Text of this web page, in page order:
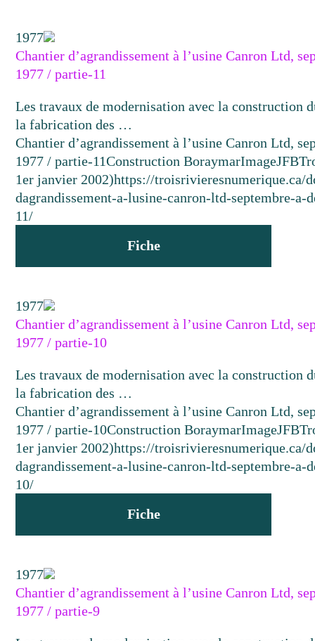
1977
Chantier d’agrandissement à l’usine Canron Ltd,
1977 / partie-11
Les travaux de modernisation avec la construction
la fabrication des …
Chantier d’agrandissement à l’usine Canron Ltd,
1977 / partie-11Construction BoraymarImageJFB
1er janvier 2002)https://troisrivieresnumerique.ca/
dagrandissement-a-lusine-canron-ltd-septembre-a-
11/
Fiche
1977
Chantier d’agrandissement à l’usine Canron Ltd,
1977 / partie-10
Les travaux de modernisation avec la construction
la fabrication des …
Chantier d’agrandissement à l’usine Canron Ltd,
1977 / partie-10Construction BoraymarImageJFB
1er janvier 2002)https://troisrivieresnumerique.ca/
dagrandissement-a-lusine-canron-ltd-septembre-a-
10/
Fiche
1977
Chantier d’agrandissement à l’usine Canron Ltd,
1977 / partie-9